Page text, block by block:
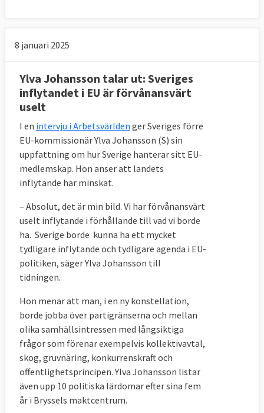
8 januari 2025
Ylva Johansson talar ut: Sveriges
inflytandet i EU är förvånansvärt
uselt
I en intervju i Arbetsvärlden ger Sveriges förre
EU-kommissionär Ylva Johansson (S) sin
uppfattning om hur Sverige hanterar sitt EU-
medlemskap. Hon anser att landets
inflytande har minskat.
– Absolut, det är min bild. Vi har förvånansvärt
uselt inflytande i förhållande till vad vi borde
ha. Sverige borde kunna ha ett mycket
tydligare inflytande och tydligare agenda i EU-
politiken, säger Ylva Johansson till
tidningen.
Hon menar att man, i en ny konstellation,
borde jobba över partigränserna och mellan
olika samhällsintressen med långsiktiga
frågor som förenar exempelvis kollektivavtal,
skog, gruvnäring, konkurrenskraft och
offentlighetsprincipen. Ylva Johansson listar
även upp 10 politiska lärdomar efter sina fem
år i Bryssels maktcentrum.